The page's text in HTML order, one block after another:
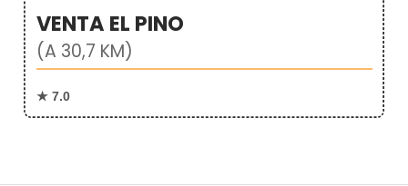
VENTA EL PINO
(A 30,7 KM)
★ 7.0